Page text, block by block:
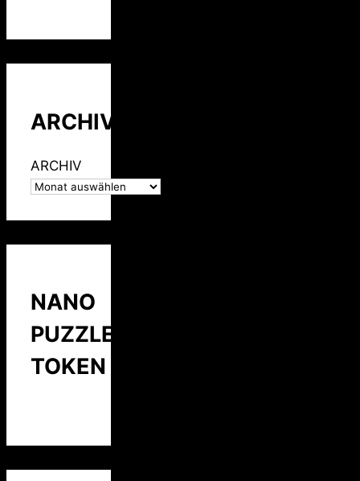
ARCHIV
ARCHIV
NANO
PUZZLE
TOKEN